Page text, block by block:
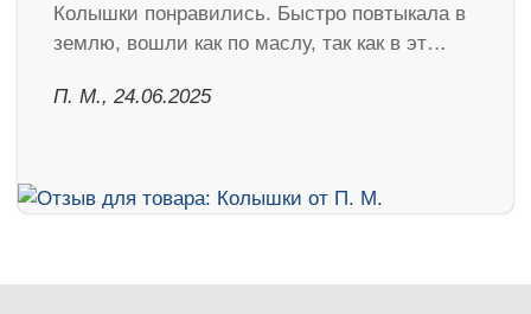
Колышки понравились. Быстро повтыкала в
землю, вошли как по маслу, так как в эт…
П. М., 24.06.2025